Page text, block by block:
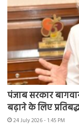
पंजाब सरकार
बढ़ाने के लिए
24 July 2026 - 1:45 PM